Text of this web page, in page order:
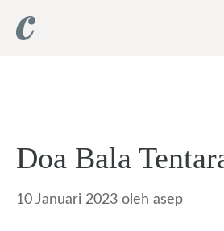
Doa Bala
10 Januari 2023 oleh asep